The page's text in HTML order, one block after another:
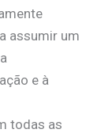
assumir um
e à
todas as